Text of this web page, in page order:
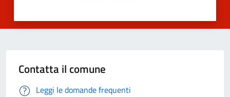
Contatta il comune
Leggi le domande frequenti